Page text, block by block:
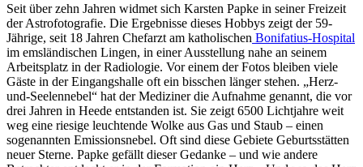
Seit über zehn Jahren widmet sich Karsten Papke in seiner Freizeit
der Astrofotografie. Die Ergebnisse dieses Hobbys zeigt der 59-
Jährige, seit 18 Jahren Chefarzt am katholischen Bonifatius-Hospital
im emsländischen Lingen, in einer Ausstellung nahe an seinem
Arbeitsplatz in der Radiologie. Vor einem der Fotos bleiben viele
Gäste in der Eingangshalle oft ein bisschen länger stehen. „Herz-
und-Seelennebel“ hat der Mediziner die Aufnahme genannt, die vor
drei Jahren in Heede entstanden ist. Sie zeigt 6500 Lichtjahre weit
weg eine riesige leuchtende Wolke aus Gas und Staub – einen
sogenannten Emissionsnebel. Oft sind diese Gebiete Geburtsstätten
neuer Sterne. Papke gefällt dieser Gedanke – und wie andere